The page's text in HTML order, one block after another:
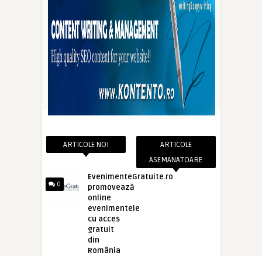
ARTICOLE NOI
0
EvenimenteGratuite.ro
promovează
online
evenimentele
cu acces
gratuit
din
România
ARTICOLE
ASEMANATOARE